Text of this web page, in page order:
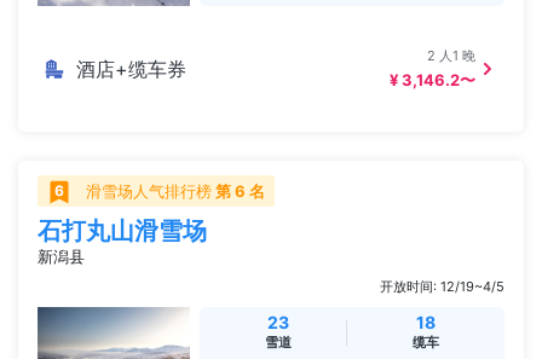
酒店+缆车券
2 人1 晚
¥ 3,146.2〜
滑雪场人气排行榜第 6 名
石打丸山滑雪场
新潟县
开放时间: 12/19~4/5
23
雪道
18
缆车